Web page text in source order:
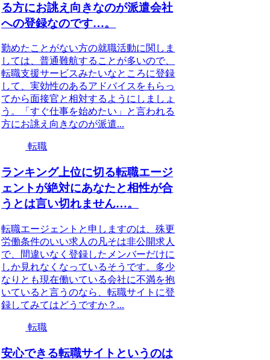
る方にお誂え向きなのが派遣会社
への登録なのです…。
勤めたことがない方の就職活動に関しま
しては、普通難航することが多いので、
転職支援サービスみたいなところに登録
して、実効性のあるアドバイスをもらっ
てから面接官と相対するようにしましょ
う。「すぐ仕事を始めたい」と言われる
方にお誂え向きなのが派遣...
転職
ランキング上位に切る転職エージ
ェントが絶対にあなたと相性が合
うとは言い切れません…。
転職エージェントと申しますのは、殊更
労働条件のいい求人の凡そは非公開求人
で、間違いなく登録したメンバーだけに
しか見れなくなっているそうです。多少
なりとも現在働いている会社に不満を抱
いていると言うのなら、転職サイトに登
録してみてはどうですか？...
転職
安心できる転職サイトというのは